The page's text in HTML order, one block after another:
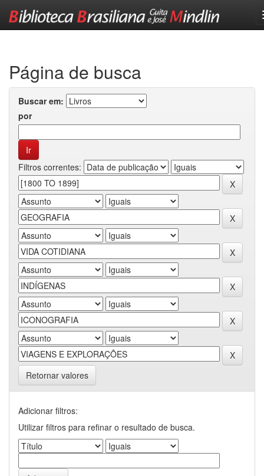
Página de busca
Buscar em:
por
Filtros correntes:
Retornar valores
Adicionar filtros:
Utilizar filtros para refinar o resultado de busca.